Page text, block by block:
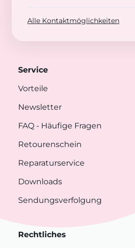
Alle Kontaktmöglichkeiten
Service
Vorteile
Newsletter
FAQ - Häufige Fragen
Retourenschein
Reparaturservice
Downloads
Sendungsverfolgung
Rechtliches